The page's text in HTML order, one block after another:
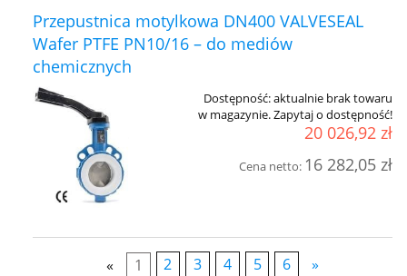
Przepustnica motylkowa DN400 VALVESEAL
Wafer PTFE PN10/16 – do mediów
chemicznych
Dostępność:aktualnie brak towaru
w magazynie. Zapytaj o dostępność!
20 026,92 zł
Cena netto: 16 282,05 zł
« 1 2 3 4 5 6 »